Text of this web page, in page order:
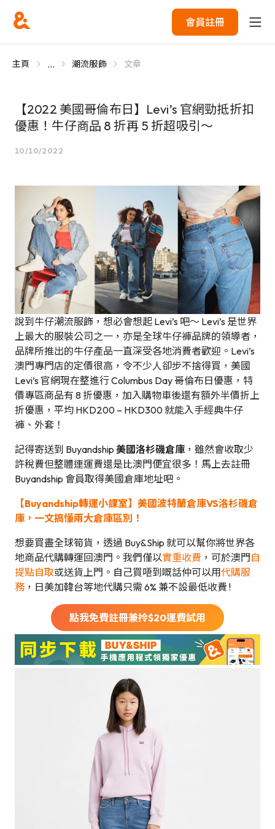
會員註冊
主頁 ... 潮流服飾 文章
【2022 美國哥倫布日】Levi’s 官網勁抵折扣
優惠！牛仔商品 8 折再 5 折超吸引～
10/10/2022
說到牛仔潮流服飾，想必會想起 Levi’s 吧～ Levi’s 是世界
上最大的服裝公司之一，亦是全球牛仔褲品牌的領導者，
品牌所推出的牛仔產品一直深受各地消費者歡迎。Levi’s
澳門專門店的定價很高，令不少人卻步不捨得買，美國
Levi’s 官網現在整進行 Columbus Day 哥倫布日優惠，特
價專區商品有 8 折優惠，加入購物車後還有額外半價折上
折優惠，平均 HKD200 – HKD300 就能入手經典牛仔
褲、外套！
記得寄送到 Buyandship 美國洛杉磯倉庫 ，雖然會收取少
許稅費但整體連運費還是比澳門便宜很多！馬上去註冊
Buyandship 會員取得美國倉庫地址吧。
【Buyandship轉運小課室】美國波特蘭倉庫VS洛杉磯倉
庫，一文搞懂兩大倉庫區別！
想要買盡全球筍貨，透過 Buy&Ship 就可以幫你將世界各
地商品代購轉運回澳門。我們僅以實重收費 ，可於澳門自
提點自取或送貨上門。自己買唔到嘅話仲可以用代購服
務 ，日美加韓台等地代購只需 6% 兼不設最低收費 !
點我免費註冊兼拎$20運費試用